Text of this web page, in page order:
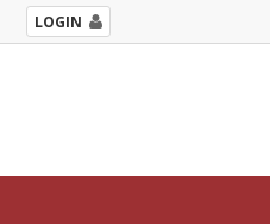
LOGIN